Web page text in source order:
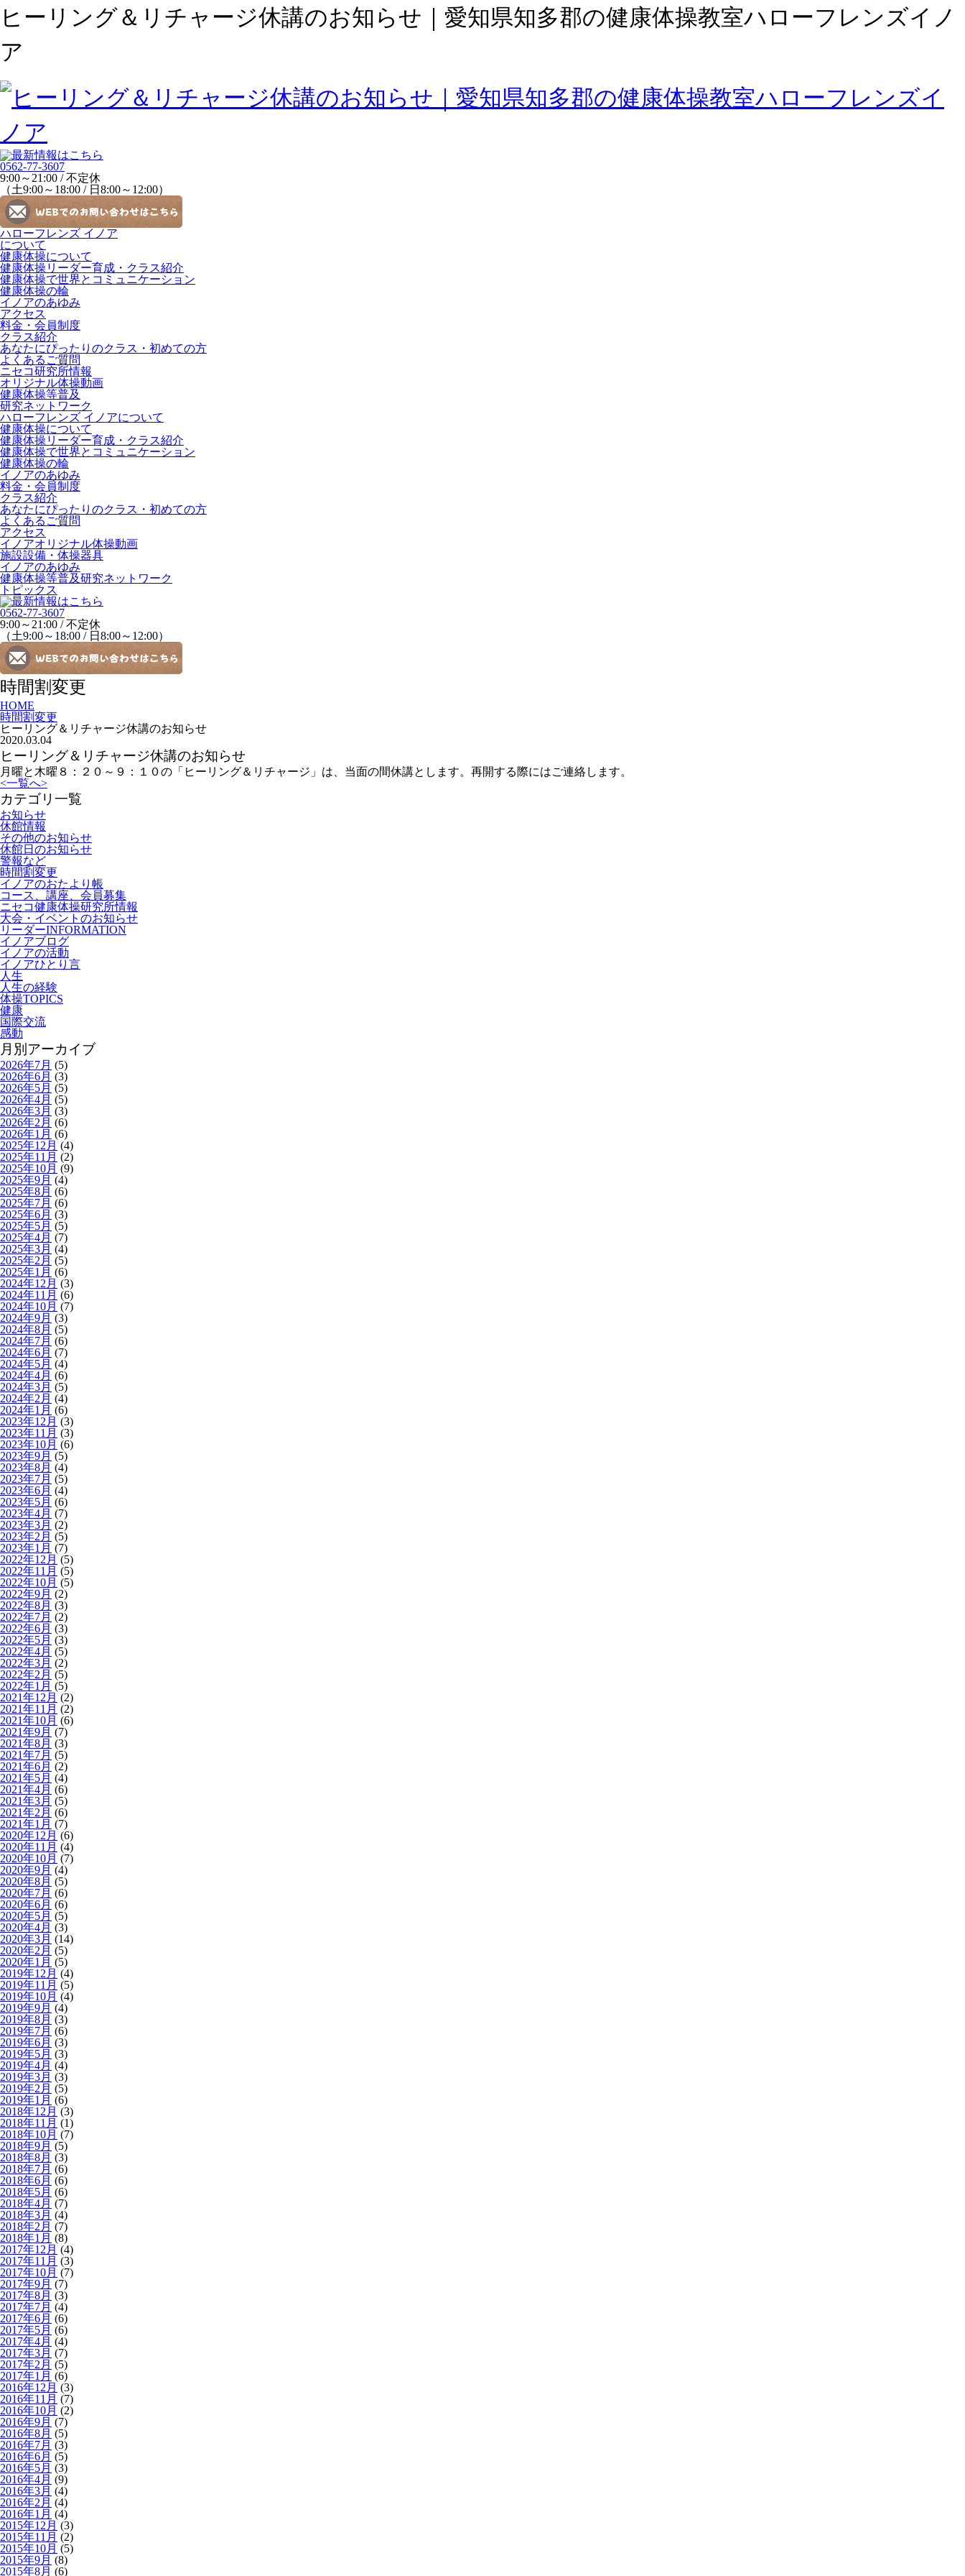
ヒーリング＆リチャージ休講のお知らせ｜愛知県知多郡の健康体操教室ハローフレンズイノ
ア
0562-77-3607
9:00～21:00 / 不定休
（土9:00～18:00 / 日8:00～12:00）
ハローフレンズ イノア
について
健康体操について
健康体操リーダー育成・クラス紹介
健康体操で世界とコミュニケーション
健康体操の輪
イノアのあゆみ
アクセス
料金・会員制度
クラス紹介
あなたにぴったりのクラス・初めての方
よくあるご質問
ニセコ研究所情報
オリジナル体操動画
健康体操等普及
研究ネットワーク
ハローフレンズ イノアについて
健康体操について
健康体操リーダー育成・クラス紹介
健康体操で世界とコミュニケーション
健康体操の輪
イノアのあゆみ
料金・会員制度
クラス紹介
あなたにぴったりのクラス・初めての方
よくあるご質問
アクセス
イノアオリジナル体操動画
施設設備・体操器具
イノアのあゆみ
健康体操等普及研究ネットワーク
トピックス
0562-77-3607
9:00～21:00 / 不定休
（土9:00～18:00 / 日8:00～12:00）
時間割変更
HOME
時間割変更
ヒーリング＆リチャージ休講のお知らせ
2020.03.04
ヒーリング＆リチャージ休講のお知らせ
月曜と木曜８：２０～９：１０の「ヒーリング＆リチャージ」は、当面の間休講とします。再開する際にはご連絡します。
<一覧へ>
カテゴリ一覧
お知らせ
休館情報
その他のお知らせ
休館日のお知らせ
警報など
時間割変更
イノアのおたより帳
コース、講座、会員募集
ニセコ健康体操研究所情報
大会・イベントのお知らせ
リーダーINFORMATION
イノアブログ
イノアの活動
イノアひとり言
人生
人生の経験
体操TOPICS
健康
国際交流
感動
月別アーカイブ
2026年7月 (5)
2026年6月 (3)
2026年5月 (5)
2026年4月 (5)
2026年3月 (3)
2026年2月 (6)
2026年1月 (6)
2025年12月 (4)
2025年11月 (2)
2025年10月 (9)
2025年9月 (4)
2025年8月 (6)
2025年7月 (6)
2025年6月 (3)
2025年5月 (5)
2025年4月 (7)
2025年3月 (4)
2025年2月 (5)
2025年1月 (6)
2024年12月 (3)
2024年11月 (6)
2024年10月 (7)
2024年9月 (3)
2024年8月 (5)
2024年7月 (6)
2024年6月 (7)
2024年5月 (4)
2024年4月 (6)
2024年3月 (5)
2024年2月 (4)
2024年1月 (6)
2023年12月 (3)
2023年11月 (3)
2023年10月 (6)
2023年9月 (5)
2023年8月 (4)
2023年7月 (5)
2023年6月 (4)
2023年5月 (6)
2023年4月 (7)
2023年3月 (2)
2023年2月 (5)
2023年1月 (7)
2022年12月 (5)
2022年11月 (5)
2022年10月 (5)
2022年9月 (2)
2022年8月 (3)
2022年7月 (2)
2022年6月 (3)
2022年5月 (3)
2022年4月 (5)
2022年3月 (2)
2022年2月 (5)
2022年1月 (5)
2021年12月 (2)
2021年11月 (2)
2021年10月 (6)
2021年9月 (7)
2021年8月 (3)
2021年7月 (5)
2021年6月 (2)
2021年5月 (4)
2021年4月 (6)
2021年3月 (5)
2021年2月 (6)
2021年1月 (7)
2020年12月 (6)
2020年11月 (4)
2020年10月 (7)
2020年9月 (4)
2020年8月 (5)
2020年7月 (6)
2020年6月 (6)
2020年5月 (5)
2020年4月 (3)
2020年3月 (14)
2020年2月 (5)
2020年1月 (5)
2019年12月 (4)
2019年11月 (5)
2019年10月 (4)
2019年9月 (4)
2019年8月 (3)
2019年7月 (6)
2019年6月 (3)
2019年5月 (3)
2019年4月 (4)
2019年3月 (3)
2019年2月 (5)
2019年1月 (6)
2018年12月 (3)
2018年11月 (1)
2018年10月 (7)
2018年9月 (5)
2018年8月 (3)
2018年7月 (6)
2018年6月 (6)
2018年5月 (6)
2018年4月 (7)
2018年3月 (4)
2018年2月 (7)
2018年1月 (8)
2017年12月 (4)
2017年11月 (3)
2017年10月 (7)
2017年9月 (7)
2017年8月 (3)
2017年7月 (4)
2017年6月 (6)
2017年5月 (6)
2017年4月 (4)
2017年3月 (7)
2017年2月 (5)
2017年1月 (6)
2016年12月 (3)
2016年11月 (7)
2016年10月 (2)
2016年9月 (7)
2016年8月 (5)
2016年7月 (3)
2016年6月 (5)
2016年5月 (3)
2016年4月 (9)
2016年3月 (4)
2016年2月 (4)
2016年1月 (4)
2015年12月 (3)
2015年11月 (2)
2015年10月 (5)
2015年9月 (8)
2015年8月 (6)